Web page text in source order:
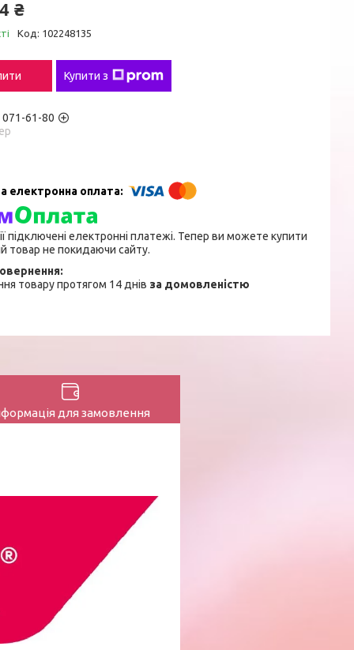
₴
Код: 102248135
Купити з
071-61-80
підключені електронні платежі. Тепер ви можете купити
товар не покидаючи сайту.
товару протягом 14 днів за домовленістю
для замовлення